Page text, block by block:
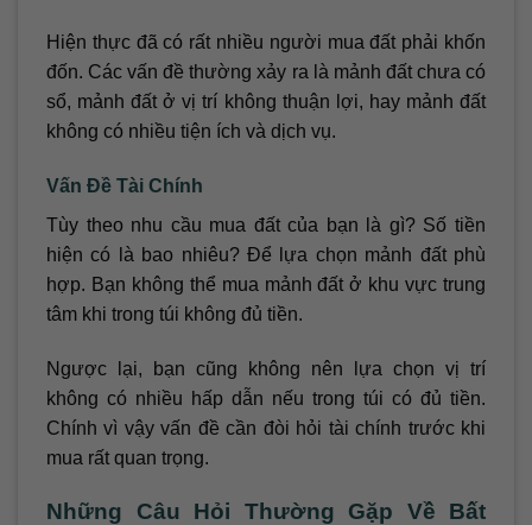
Hiện thực đã có rất nhiều người mua đất phải khốn
đốn. Các vấn đề thường xảy ra là mảnh đất chưa có
sổ, mảnh đất ở vị trí không thuận lợi, hay mảnh đất
không có nhiều tiện ích và dịch vụ.
Vấn Đề Tài Chính
Tùy theo nhu cầu mua đất của bạn là gì? Số tiền
hiện có là bao nhiêu? Để lựa chọn mảnh đất phù
hợp. Bạn không thể mua mảnh đất ở khu vực trung
tâm khi trong túi không đủ tiền.
Ngược lại, bạn cũng không nên lựa chọn vị trí
không có nhiều hấp dẫn nếu trong túi có đủ tiền.
Chính vì vậy vấn đề cần đòi hỏi tài chính trước khi
mua rất quan trọng.
Những Câu Hỏi Thường Gặp Về Bất